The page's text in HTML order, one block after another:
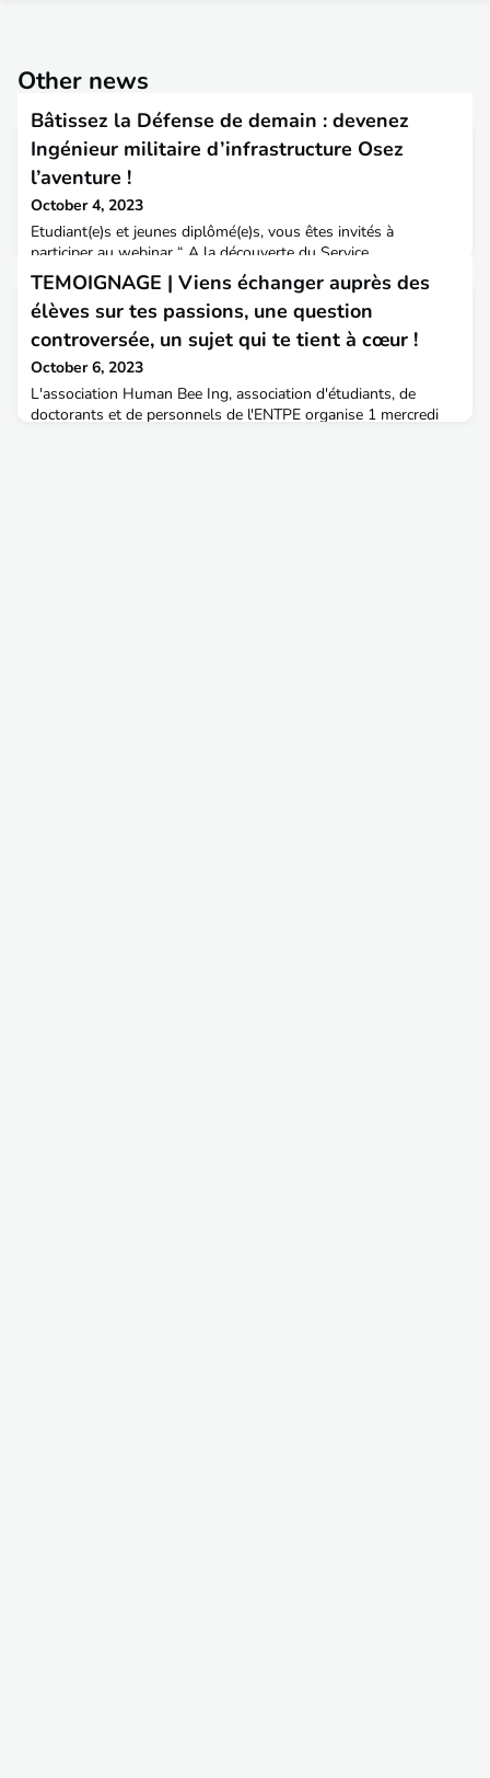
Other news
Bâtissez la Défense de demain : devenez
Ingénieur militaire d’infrastructure Osez
l’aventure !
October 4, 2023
Etudiant(e)s et jeunes diplômé(e)s, vous êtes invités à
participer au webinar “ A la découverte du Service
d’Infrastructure de la Défense (SID) ! ” en compagnie de
l’Ingénieur en Chef Frédéric Cerdat, organisé par My Job
Glasses.Une occasion unique d’échanger avec le Chef de
Division Infrastructures Barracuda.L’Ingénieur en Chef Cerdat
est diplômé de l'École Nationale des Travaux Publics de l'État
TEMOIGNAGE | Viens échanger auprès des
élèves sur tes passions, une question
controversée, un sujet qui te tient à cœur !
October 6, 2023
L'association Human Bee Ing, association d'étudiants, de
doctorants et de personnels de l'ENTPE organise 1 mercredi